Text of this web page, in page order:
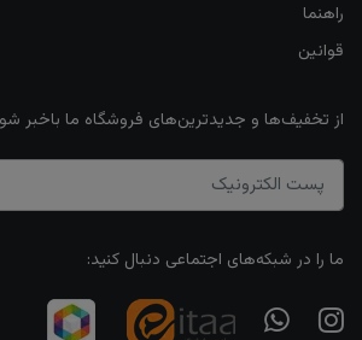
راهنما
قوانین
از تخفیف‌ها و جدیدترین‌های فروشگاه ما باخبر
ما را در شبکه‌های اجتماعی دنبال کنید: